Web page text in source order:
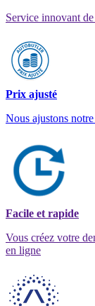
Service innovant
Prix ajusté
Nous ajustons
Facile et rapide
Vous créez votre
en ligne